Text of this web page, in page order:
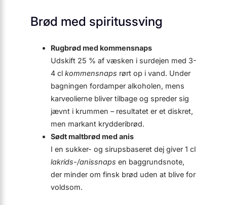
Brød med spiritussving
Rugbrød med kommen­snaps
Udskift 25 % af væsken i surdejen med 3-
4 cl kommen­snaps rørt op i vand. Under
bagningen fordamper alkoholen, mens
karveolierne bliver tilbage og spreder sig
jævnt i krummen – resultatet er et diskret,
men markant krydderibrød.
Sødt maltbrød med anis
I en sukker- og sirupsbaseret dej giver 1 cl
lakrids-/anis­snaps en baggrundsnote,
der minder om finsk brød uden at blive for
voldsom.